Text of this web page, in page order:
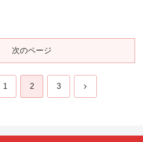
次のページ
1 2 3 次